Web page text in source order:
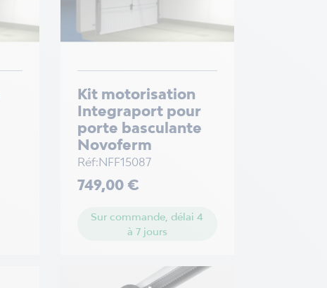
Kit motorisation
Integraport pour
porte basculante
Novoferm
Réf:NFF15087
Prix
749,00 €
Sur commande, délai 4
à 7 jours